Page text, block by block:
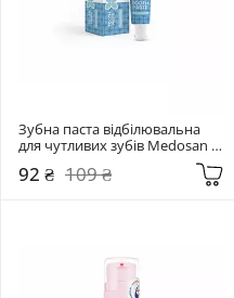
Зубна паста відбілювальна
для чутливих зубів Medosan
92 ₴ 109 ₴